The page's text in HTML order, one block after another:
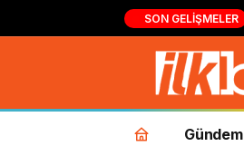
SON GELIŞMELER
Gündem